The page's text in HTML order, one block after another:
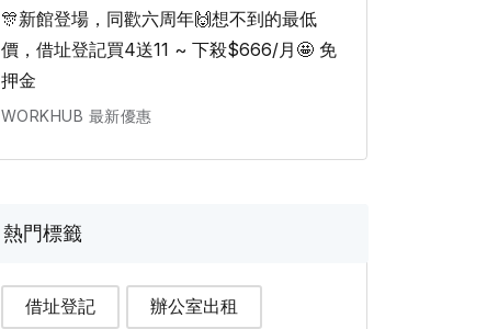
🎊新館登場，同歡六周年🙌想不到的最低
價，借址登記買4送11 ~ 下殺$666/月🤩 免
押金
WORKHUB 最新優惠
熱門標籤
借址登記 辦公室出租